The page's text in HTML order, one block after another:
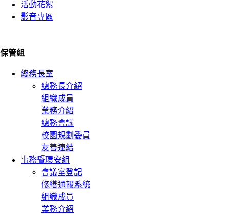
活動花絮
影音專區
保管組
總務長室
總務長介紹
組織成員
業務介紹
總務會議
校園規劃委員
友善連結
事務暨環安組
會議室登記
修繕通報系統
組織成員
業務介紹